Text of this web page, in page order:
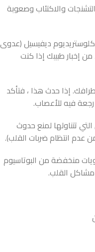
والاكتئاب وصعوبة
كلوستريديوم ديفيسيل (عدوى
إخبار طبيبك إذا كنت
إذا حدث هذا ، فتأكد
فيه للأعصاب.
تتناولها لمنع حدوث
عدم انتظام ضربات القلب).
منخفضة من البوتاسيوم
القلب.